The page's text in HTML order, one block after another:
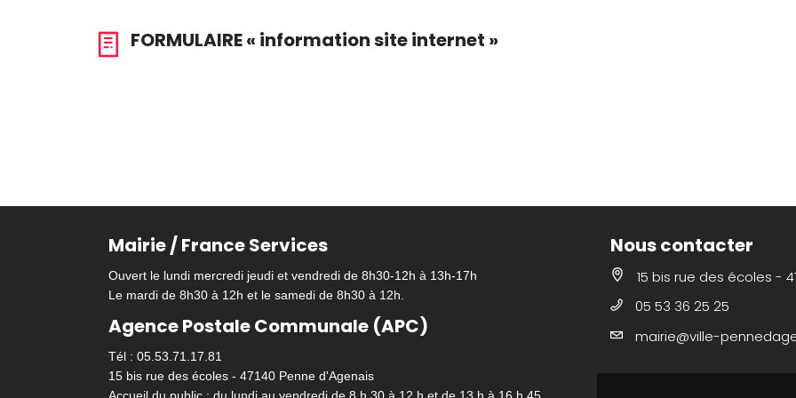
FORMULAIRE « information site internet »
Mairie / France Services
Ouvert le lundi mercredi jeudi et vendredi de 8h30-12h à 13h-17h
Le mardi de 8h30 à 12h et le samedi de 8h30 à 12h.
Agence Postale Communale (APC)
Tél : 05.53.71.17.81
15 bis rue des écoles - 47140 Penne d'Agenais
Nous contacter
15 bis rue des écoles -
05 53 36 25 25
mairie@ville-